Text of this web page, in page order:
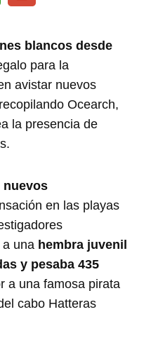
blancos desde
para la
avistar nuevos
Ocearch,
la presencia de
nuevos
en las playas
una hembra juvenil
y pesaba 435
a una famosa pirata
cabo Hatteras